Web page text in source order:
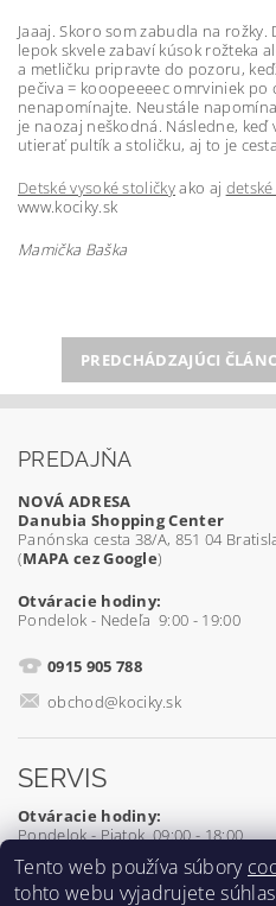
Jaaaj. Skoro som zabudla na
lepok skvele zabaví kúsok rožteka
a metličku pripravte do pozoru,
pečiva = kooopeeeec omrviniek po
nenapomínajte. Neustále
je naozaj neškodná. Následne, keď
utierať pultík a stoličku, aj to je
Detské vysoké stoličkyako aj
www.kociky.sk
Mamička Baška
PREDCHÁDZAJÚCI
PREDAJŇA
NOVÁ ADRESA
Danubia Shopping Center
Panónska cesta 38/A, 851 04
(MAPA cez Google)
Otváracie hodiny:
Pondelok - Nedeľa 9:00 - 19:00
0915 905 788
obchod@kociky.sk
SERVIS
Otváracie hodiny:
Pondelok - Piatok 09:00 - 18:00
0905 539 927
Tento web používa súbory
tohto webu vyjadrujete